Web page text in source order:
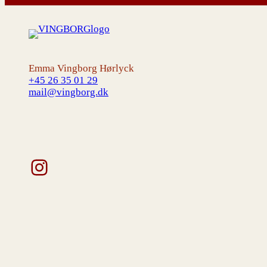
Emma Vingborg Hørlyck
+45 26 35 01 29
mail@vingborg.dk
Instagram